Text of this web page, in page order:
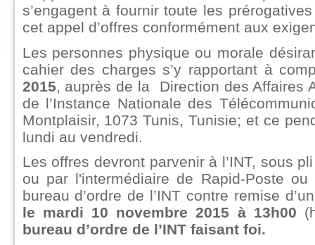
s’engagent à fournir toute les
cet appel d’offres conformément aux
Les personnes physique ou morale
cahier des charges s’y rapportant à
2015 , auprès de la Direction des Affaires
de l’Instance Nationale des
Montplaisir, 1073 Tunis, Tunisie; et ce
lundi au vendredi.
Les offres devront parvenir à l’INT, sous
ou par l'intermédiaire de Rapid-Poste
bureau d’ordre de l’INT contre remise
le mardi 10 novembre 2015 à 13h00
bureau d’ordre de l’INT faisant foi.